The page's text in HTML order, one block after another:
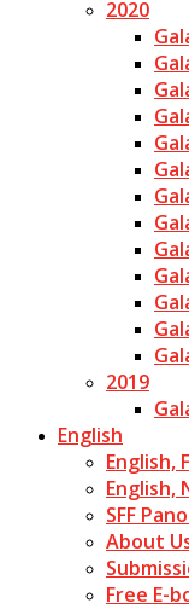
2020
2019
English
English,
English,
SFF
About
Free E-